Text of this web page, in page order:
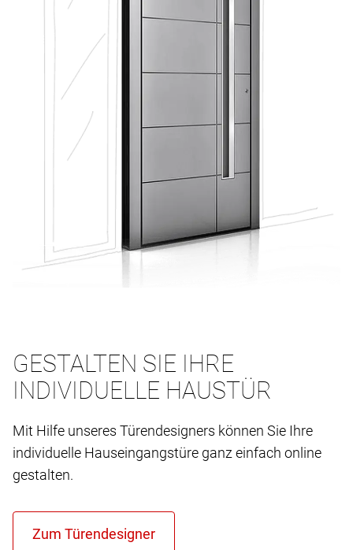
GESTALTEN SIE IHRE
INDIVIDUELLE HAUSTÜR
Mit Hilfe unseres Türendesigners können Sie Ihre
individuelle Hauseingangstüre ganz einfach online
gestalten.